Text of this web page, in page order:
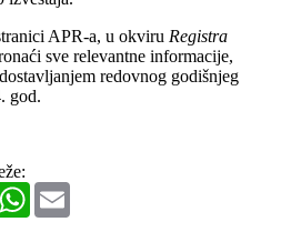
APR-a, u okviru Registra
sve relevantne informacije,
redovnog godišnjeg
god.
WhatsApp